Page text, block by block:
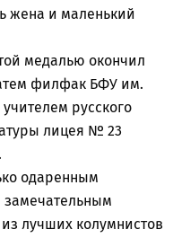
жена и маленький
медалью окончил
филфак БФУ им.
русского
лицея № 23
одаренным
замечательным
лучших колумнистов